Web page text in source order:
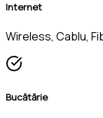
Internet
Wireless, Cablu,
Bucătărie